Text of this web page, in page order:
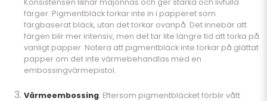
Konsistensen liknar majonnäs och ger starka och livfulla
färger. Pigmentbläck torkar inte in i papperet som
färgbaserat bläck, utan det torkar ovanpå. Det innebär att
färgen blir mer intensiv, men det tar lite längre tid att torka på
vanligt papper. Notera att pigmentbläck inte torkar på glättat
papper om det inte värmebehandlas med en
embossingvärmepistol.
Värmeembossing: Eftersom pigmentbläcket förblir vått